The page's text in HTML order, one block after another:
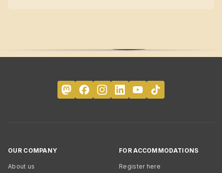
OUR COMPANY
About us
FOR ACCOMMODATIONS
Register here